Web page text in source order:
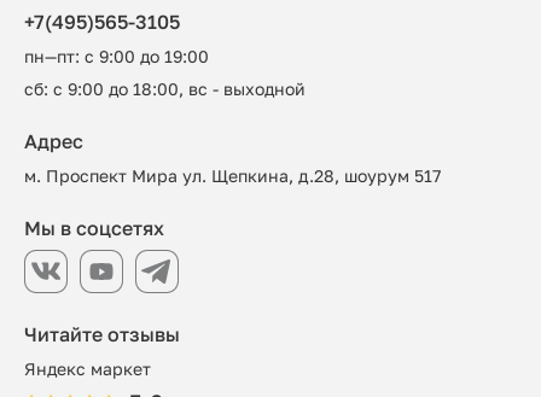
+7(495)565-3105
пн—пт: с 9:00 до 19:00
сб: с 9:00 до 18:00, вс - выходной
Читайте отзывы
Яндекс маркет
Адрес
м. Проспект Мира ул. Щепкина, д.28, шоурум 517
Мы в соцсетях